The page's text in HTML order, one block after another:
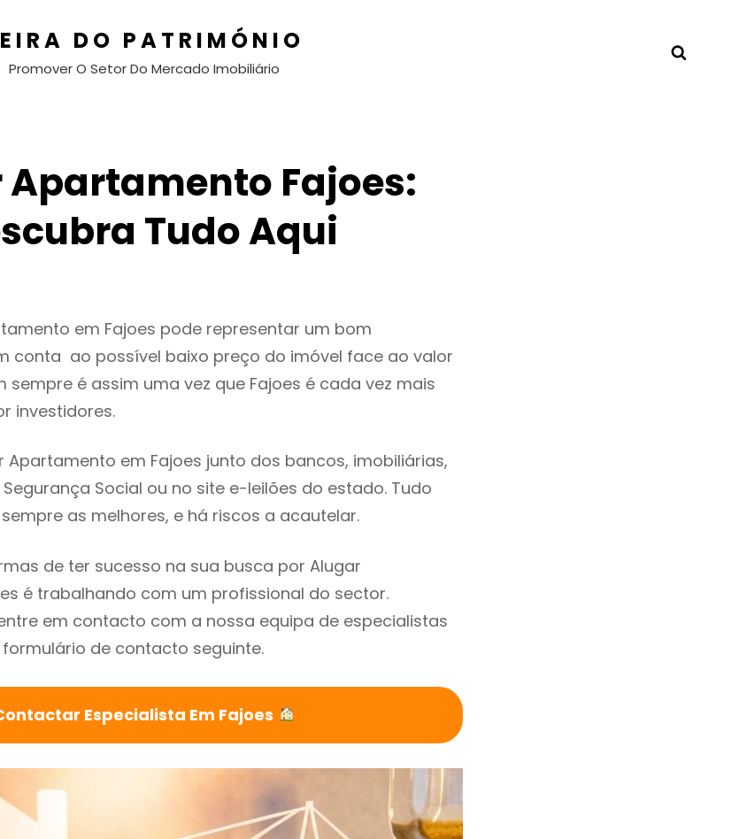
DO PATRIMÓNIO
Promover O Setor Do Mercado Imobiliário
Fajoes:
Tudo Aqui
em Fajoes pode representar um bom
conta ao possível baixo preço do imóvel face ao valor
sempre é assim uma vez que Fajoes é cada vez mais
investidores.
Apartamento em Fajoes junto dos bancos, imobiliárias,
Social ou no site e-leilões do estado. Tudo
as melhores, e há riscos a acautelar.
de ter sucesso na sua busca por Alugar
é trabalhando com um profissional do sector.
em contacto com a nossa equipa de especialistas
de contacto seguinte.
Especialista Em Fajoes